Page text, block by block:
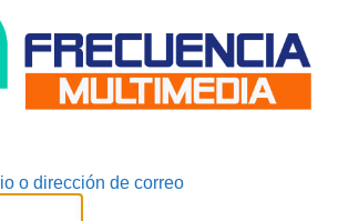
o dirección de correo